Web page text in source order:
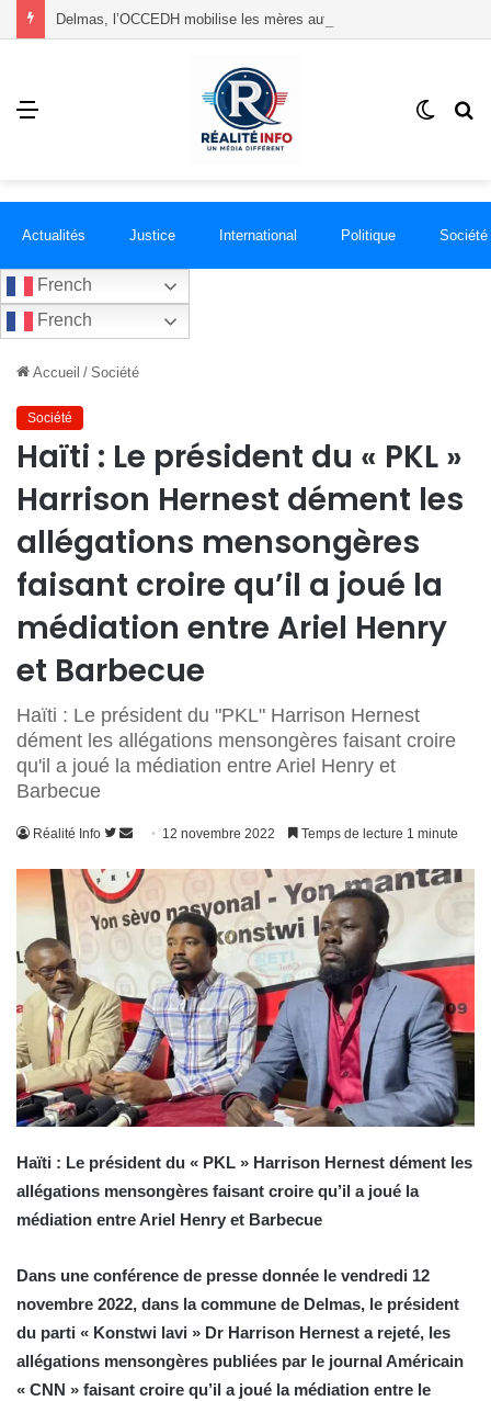
Menu
Switch
Actualités Justice International Politique Société
French
French
Accueil / Société
Société
Haïti : Le président du « PKL »
Harrison Hernest dément les
allégations mensongères
faisant croire qu’il a joué la
médiation entre Ariel Henry
et Barbecue
Haïti : Le président du "PKL" Harrison Hernest
dément les allégations mensongères faisant croire
qu'il a joué la médiation entre Ariel Henry et
Barbecue
Réalité Info
Suivre
Twitter
Envoyer
courriel
12 novembre 2022 Temps de lecture 1 minute
Haïti : Le président du « PKL » Harrison Hernest dément les
allégations mensongères faisant croire qu’il a joué la
médiation entre Ariel Henry et Barbecue
Dans une conférence de presse donnée le vendredi 12
novembre 2022, dans la commune de Delmas, le président
du parti « Konstwi lavi » Dr Harrison Hernest a rejeté, les
allégations mensongères publiées par le journal Américain
« CNN » faisant croire qu’il a joué la médiation entre le